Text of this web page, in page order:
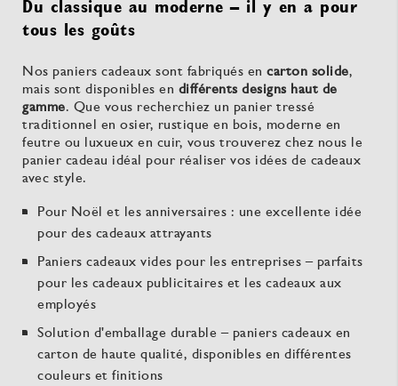
Du classique au moderne – il y en a pour
tous les goûts
Nos paniers cadeaux sont fabriqués en carton solide,
mais sont disponibles en différents designs haut de
gamme. Que vous recherchiez un panier tressé
traditionnel en osier, rustique en bois, moderne en
feutre ou luxueux en cuir, vous trouverez chez nous le
panier cadeau idéal pour réaliser vos idées de cadeaux
avec style.
Pour Noël et les anniversaires : une excellente idée
pour des cadeaux attrayants
Paniers cadeaux vides pour les entreprises – parfaits
pour les cadeaux publicitaires et les cadeaux aux
employés
Solution d'emballage durable – paniers cadeaux en
carton de haute qualité, disponibles en différentes
couleurs et finitions